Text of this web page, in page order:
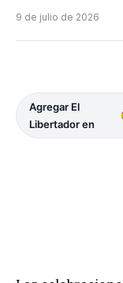
9 de julio de 2026
Agregar El
Libertador en